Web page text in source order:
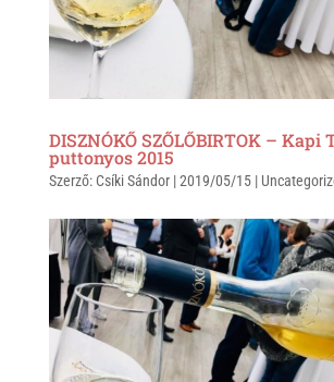
DISZNÓKŐ SZŐLŐBIRTOK – Kapi
puttonyos 2015
Szerző: Csíki Sándor|2019/05/15|